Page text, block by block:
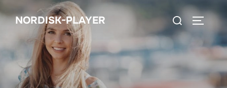
till
NORDISK-PLAYER
Sök
efter: